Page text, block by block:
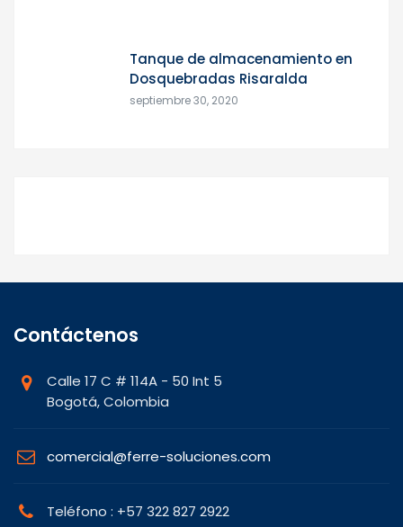
Tanque de almacenamiento en
Dosquebradas Risaralda
septiembre 30, 2020
Contáctenos
Calle 17 C # 114A - 50 Int 5
Bogotá, Colombia
comercial@ferre-soluciones.com
Teléfono : +57 322 827 2922